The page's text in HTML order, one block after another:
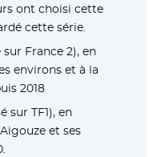
ont choisi cette
cette série.
sur France 2), en
environs et à la
2018
sur TF1), en
et ses